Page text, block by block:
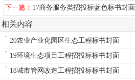
下一篇： 17商务服务类招投标蓝色标书封面
相关内容
20农业产业化园区生态工程标书封面
19环境生态项目工程招投标标书封面
18城市管网改造工程招投标标书封面